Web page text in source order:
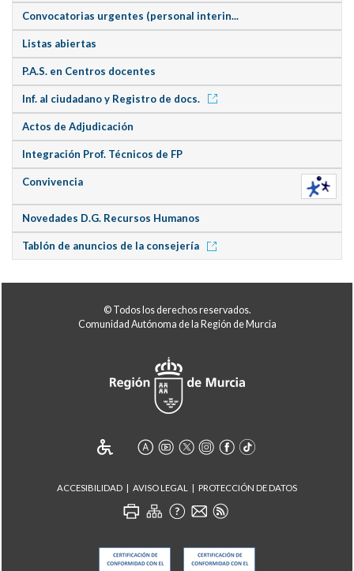
Convocatorias urgentes (personal interin...
Listas abiertas
P.A.S. en Centros docentes
Inf. al ciudadano y Registro de docs.
Actos de Adjudicación
Integración Prof. Técnicos de FP
Convivencia
Novedades D.G. Recursos Humanos
Tablón de anuncios de la consejería
© Todos los derechos reservados.
Comunidad Autónoma de la Región de Murcia
ACCESIBILIDAD AVISO LEGAL PROTECCIÓN DE DATOS